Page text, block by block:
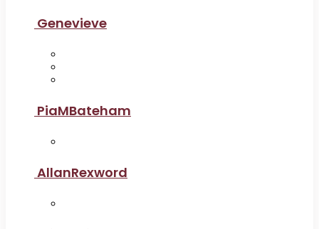
Genevieve
PiaMBateham
AllanRexword